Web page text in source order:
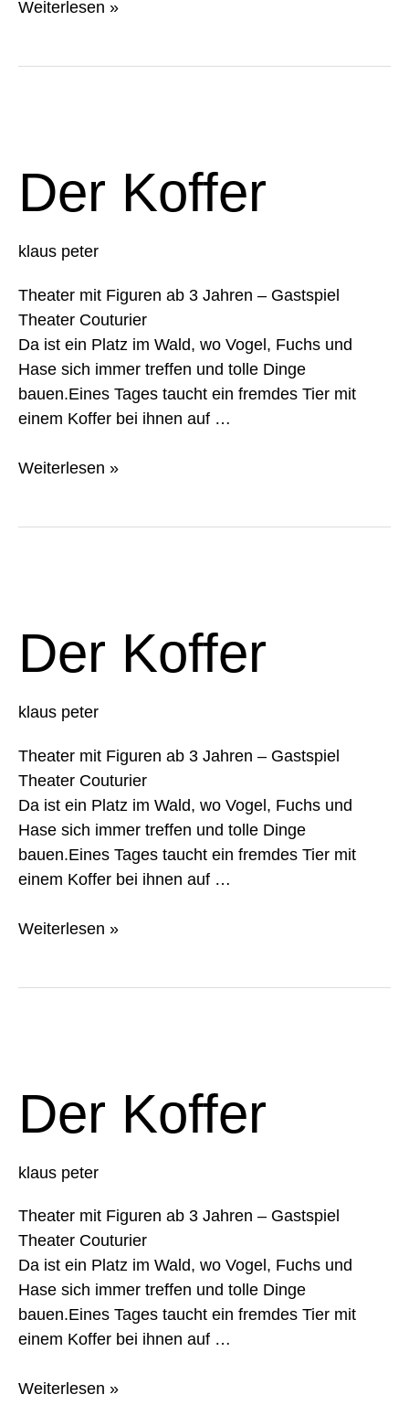
Weiterlesen »
Der Koffer
klaus peter
Theater mit Figuren ab 3 Jahren – Gastspiel
Theater Couturier
Da ist ein Platz im Wald, wo Vogel, Fuchs und
Hase sich immer treffen und tolle Dinge
bauen.Eines Tages taucht ein fremdes Tier mit
einem Koffer bei ihnen auf …
Weiterlesen »
Der Koffer
klaus peter
Theater mit Figuren ab 3 Jahren – Gastspiel
Theater Couturier
Da ist ein Platz im Wald, wo Vogel, Fuchs und
Hase sich immer treffen und tolle Dinge
bauen.Eines Tages taucht ein fremdes Tier mit
einem Koffer bei ihnen auf …
Weiterlesen »
Der Koffer
klaus peter
Theater mit Figuren ab 3 Jahren – Gastspiel
Theater Couturier
Da ist ein Platz im Wald, wo Vogel, Fuchs und
Hase sich immer treffen und tolle Dinge
bauen.Eines Tages taucht ein fremdes Tier mit
einem Koffer bei ihnen auf …
Weiterlesen »